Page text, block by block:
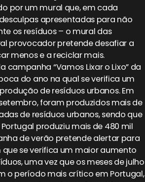
por um mural que, em cada
apresentadas para não
os resíduos – o mural das
provocador pretende desafiar a
menos e a reciclar mais.
campanha “Vamos Lixar o Lixo” da
do ano na qual se verifica um
de resíduos urbanos. Em
foram produzidos mais de
de resíduos urbanos, sendo que
produziu mais de 480 mil
de verão pretende alertar para
se verifica um maior aumento
uma vez que os meses de julho
o período mais crítico em Portugal,